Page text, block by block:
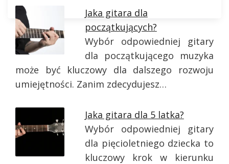
Jaka gitara dla
początkujących?
Wybór odpowiedniej gitary
dla początkującego muzyka
może być kluczowy dla dalszego rozwoju
umiejętności. Zanim zdecydujesz…
Jaka gitara dla 5 latka?
Wybór odpowiedniej gitary
dla pięcioletniego dziecka to
kluczowy krok w kierunku